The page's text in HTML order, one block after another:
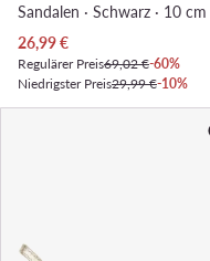
Sandalen · Schwarz · 10 cm
Aktueller Preis
26,99€
Regulärer Preis69,02 €-60%
Niedrigster Preis29,99 €-10%